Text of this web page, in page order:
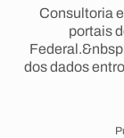
Consultoria
portais
dos dados